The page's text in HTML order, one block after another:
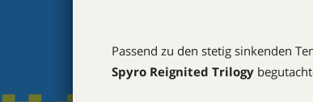
Passend zu den stetig sinkenden
Spyro Reignited Trilogy